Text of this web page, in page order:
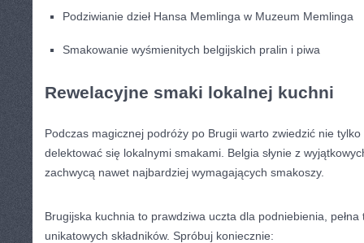
Podziwianie dzieł Hansa Memlinga w Muzeum Memlinga
Smakowanie wyśmienitych⁣ belgijskich pralin i piwa
Rewelacyjne smaki lokalnej kuchni
Podczas magicznej podróży⁣ po Brugii warto zwiedzić​ nie
delektować⁣ się lokalnymi smakami. Belgia słynie z
zachwycą nawet najbardziej wymagających ⁤smakoszy.
Brugijska kuchnia to prawdziwa uczta dla podniebienia,
unikatowych składników. Spróbuj koniecznie: